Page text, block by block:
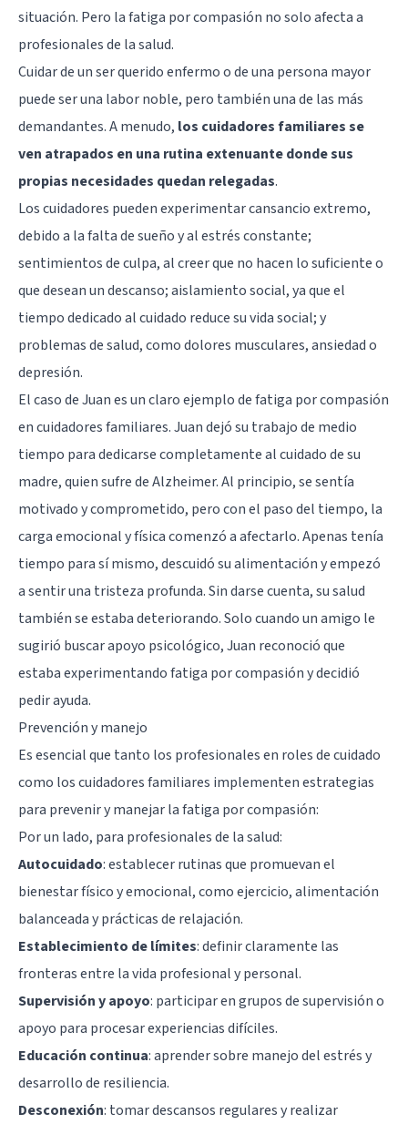
situación. Pero la fatiga por compasión no solo afecta a
profesionales de la salud.
Cuidar de un ser querido enfermo o de una persona mayor
puede ser una labor noble, pero también una de las más
demandantes. A menudo, los cuidadores familiares se
ven atrapados en una rutina extenuante donde sus
propias necesidades quedan relegadas.
Los cuidadores pueden experimentar cansancio extremo,
debido a la falta de sueño y al estrés constante;
sentimientos de culpa, al creer que no hacen lo suficiente o
que desean un descanso; aislamiento social, ya que el
tiempo dedicado al cuidado reduce su vida social; y
problemas de salud, como dolores musculares, ansiedad o
depresión.
El caso de Juan es un claro ejemplo de fatiga por compasión
en cuidadores familiares. Juan dejó su trabajo de medio
tiempo para dedicarse completamente al cuidado de su
madre, quien sufre de Alzheimer. Al principio, se sentía
motivado y comprometido, pero con el paso del tiempo, la
carga emocional y física comenzó a afectarlo. Apenas tenía
tiempo para sí mismo, descuidó su alimentación y empezó
a sentir una tristeza profunda. Sin darse cuenta, su salud
también se estaba deteriorando. Solo cuando un amigo le
sugirió buscar apoyo psicológico, Juan reconoció que
estaba experimentando fatiga por compasión y decidió
pedir ayuda.
Prevención y manejo
Es esencial que tanto los profesionales en roles de cuidado
como los cuidadores familiares implementen estrategias
para prevenir y manejar la fatiga por compasión:
Por un lado, para profesionales de la salud:
Autocuidado: establecer rutinas que promuevan el
bienestar físico y emocional, como ejercicio, alimentación
balanceada y prácticas de relajación.
Establecimiento de límites: definir claramente las
fronteras entre la vida profesional y personal.
Supervisión y apoyo: participar en grupos de supervisión o
apoyo para procesar experiencias difíciles.
Educación continua: aprender sobre manejo del estrés y
desarrollo de resiliencia.
Desconexión: tomar descansos regulares y realizar